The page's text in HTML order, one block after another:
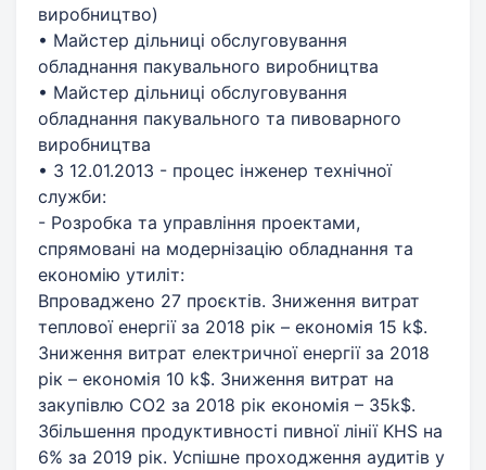
виробництво)
• Майстер дільниці обслуговування
обладнання пакувального виробництва
• Майстер дільниці обслуговування
обладнання пакувального та пивоварного
виробництва
• З 12.01.2013 - процес інженер технічної
служби:
- Розробка та управління проектами,
спрямовані на модернізацію обладнання та
економію утиліт:
Впроваджено 27 проєктів. Зниження витрат
теплової енергії за 2018 рік – економія 15 k$.
Зниження витрат електричної енергії за 2018
рік – економія 10 k$. Зниження витрат на
закупівлю СО2 за 2018 рік економія – 35k$.
Збільшення продуктивності пивної лінії KHS на
6% за 2019 рік. Успішне проходження аудитів у